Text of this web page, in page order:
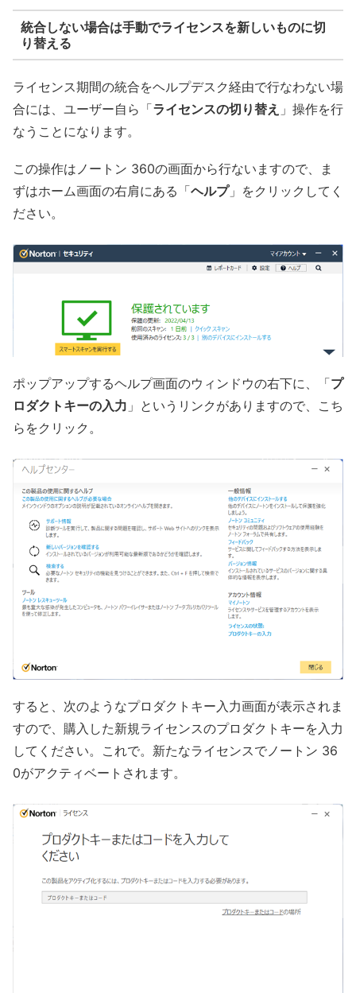
統合しない場合は手動でライセンスを新しいものに切
り替える
ライセンス期間の統合をヘルプデスク経由で行なわない場
合には、ユーザー自ら「ライセンスの切り替え 」操作を行
なうことになります。
この操作はノートン 360の画面から行ないますので、ま
ずはホーム画面の右肩にある「ヘルプ」をクリックしてく
ださい。
ポップアップするヘルプ画面のウィンドウの右下に、「プ
ロダクトキーの入力 」というリンクがありますので、こち
らをクリック。
すると、次のようなプロダクトキー入力画面が表示されま
すので、購入した新規ライセンスのプロダクトキーを入力
してください。これで。新たなライセンスでノートン 36
0がアクティベートされます。